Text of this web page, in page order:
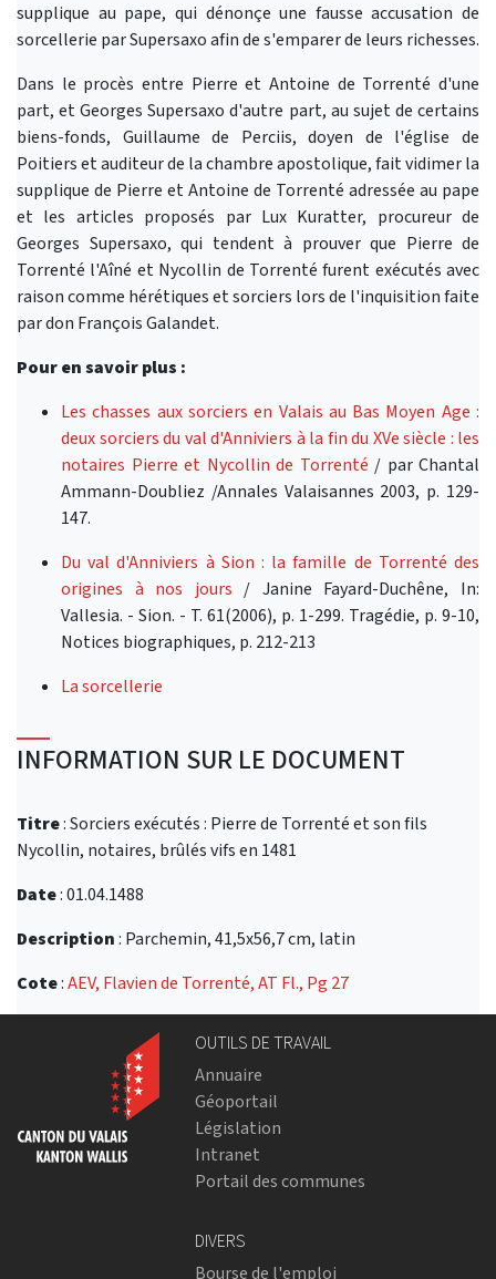
supplique au pape, qui dénonçe une fausse accusation de
sorcellerie par Supersaxo afin de s'emparer de leurs richesses.
Dans le procès entre Pierre et Antoine de Torrenté d'une
part, et Georges Supersaxo d'autre part, au sujet de certains
biens-fonds, Guillaume de Perciis, doyen de l'église de
Poitiers et auditeur de la chambre apostolique, fait vidimer la
supplique de Pierre et Antoine de Torrenté adressée au pape
et les articles proposés par Lux Kuratter, procureur de
Georges Supersaxo, qui tendent à prouver que Pierre de
Torrenté l'Aîné et Nycollin de Torrenté furent exécutés avec
raison comme hérétiques et sorciers lors de l'inquisition faite
par don François Galandet.
Pour en savoir plus :
Les chasses aux sorciers en Valais au Bas Moyen Age :
deux sorciers du val d'Anniviers à la fin du XVe siècle : les
notaires Pierre et Nycollin de Torrenté / par Chantal
Ammann-Doubliez /Annales Valaisannes 2003, p. 129-
147.
Du val d'Anniviers à Sion : la famille de Torrenté des
origines à nos jours / Janine Fayard-Duchêne, In:
Vallesia. - Sion. - T. 61(2006), p. 1-299. Tragédie, p. 9-10,
Notices biographiques, p. 212-213
La sorcellerie
INFORMATION SUR LE DOCUMENT
Titre: Sorciers exécutés : Pierre de Torrenté et son fils
Nycollin, notaires, brûlés vifs en 1481
Date: 01.04.1488
Description: Parchemin, 41,5x56,7 cm, latin
Cote:AEV, Flavien de Torrenté, AT Fl., Pg 27
OUTILS DE TRAVAIL
Annuaire
Géoportail
Législation
Intranet
Portail des communes
DIVERS
Bourse de l'emploi